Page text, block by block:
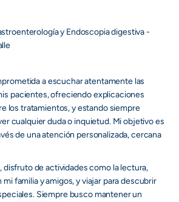
y Endoscopia digestiva -
a escuchar atentamente las
pacientes, ofreciendo explicaciones
los tratamientos, y estando siempre
cualquier duda o inquietud. Mi objetivo es
de una atención personalizada, cercana
disfruto de actividades como la lectura,
familia y amigos, y viajar para descubrir
Siempre busco mantener un